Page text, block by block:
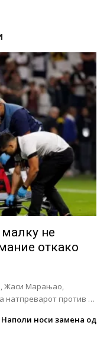
не
откако
Жаси Марањао,
натпреварот против …
носи замена од